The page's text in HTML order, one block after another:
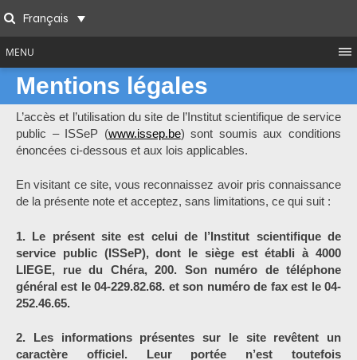
to
content
SearchFrançais
MENU
Mentions légales
L’accès et l’utilisation du site de l’Institut scientifique de service
public – ISSeP (www.issep.be) sont soumis aux conditions
énoncées ci-dessous et aux lois applicables.
En visitant ce site, vous reconnaissez avoir pris connaissance
de la présente note et acceptez, sans limitations, ce qui suit :
1. Le présent site est celui de l’Institut scientifique de
service public (ISSeP), dont le siège est établi à 4000
LIEGE, rue du Chéra, 200. Son numéro de téléphone
général est le 04-229.82.68. et son numéro de fax est le 04-
252.46.65.
2. Les informations présentes sur le site revêtent un
caractère officiel. Leur portée n’est toutefois